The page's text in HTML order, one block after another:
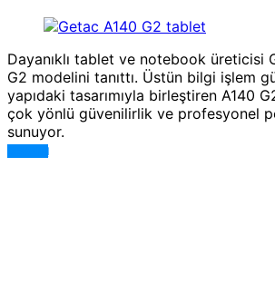
Dayanıklı tablet ve notebook üreticisi
G2 modelini tanıttı. Üstün bilgi işlem
yapıdaki tasarımıyla birleştiren A140
çok yönlü güvenilirlik ve profesyonel
sunuyor.
DEVAMI